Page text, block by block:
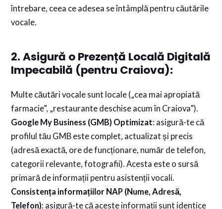
întrebare, ceea ce adesea se întâmplă pentru căutările
vocale.
2. Asigură o Prezență Locală Digitală
Impecabilă (pentru Craiova):
Multe căutări vocale sunt locale („cea mai apropiată
farmacie”, „restaurante deschise acum în Craiova”).
Google My Business (GMB) Optimizat: asigură-te că
profilul tău GMB este complet, actualizat și precis
(adresă exactă, ore de funcționare, număr de telefon,
categorii relevante, fotografii). Acesta este o sursă
primară de informații pentru asistenții vocali.
Consistența informațiilor NAP (Nume, Adresă,
Telefon): asigură-te că aceste informații sunt identice